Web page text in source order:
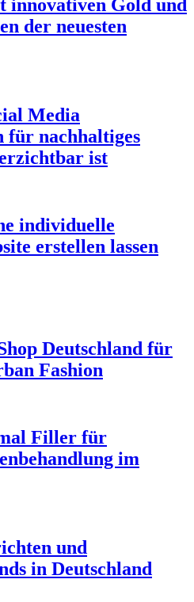
innovativen Gold und
der neuesten
Media
für nachhaltiges
ist
individuelle
erstellen lassen
Deutschland für
Fashion
Filler für
im
und
in Deutschland